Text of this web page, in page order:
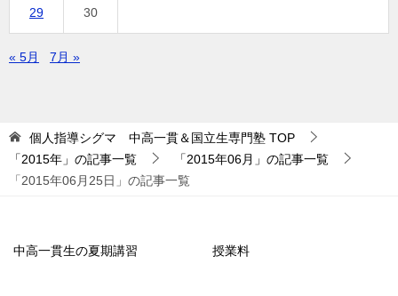
29 30
« 5月 7月 »
個人指導シグマ 中高一貫＆国立生専門塾 TOP
「2015年」の記事一覧
「2015年06月」の記事一覧
「2015年06月25日」の記事一覧
中高一貫生の夏期講習 授業料